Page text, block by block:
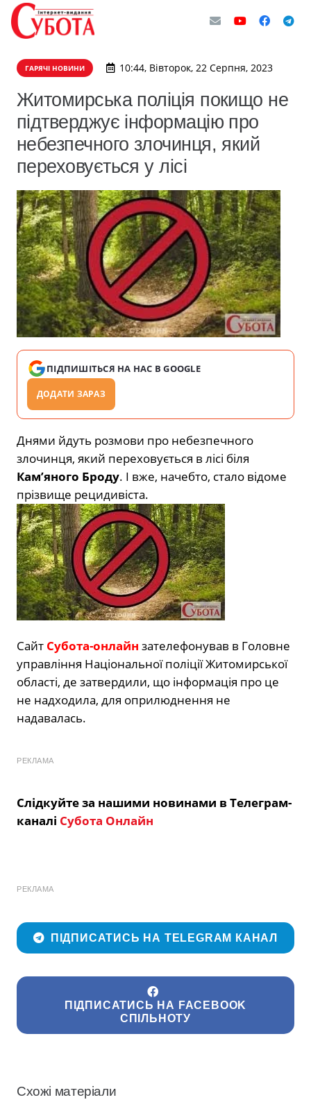
ГАРЯЧІ НОВИНИ 10:44, Вівторок, 22 Серпня, 2023
Житомирська поліція покищо не
підтверджує інформацію про
небезпечного злочинця, який
переховується у лісі
ПІДПИШІТЬСЯ НА НАС В GOOGLE
ДОДАТИ ЗАРАЗ
Днями йдуть розмови про небезпечного
злочинця, який переховується в лісі біля
Кам’яного Броду. І вже, начебто, стало відоме
прізвище рецидивіста.
Сайт Субота-онлайн зателефонував в Головне
управління Національної поліції Житомирської
області, де затвердили, що інформація про це
не надходила, для оприлюднення не
надавалась.
РЕКЛАМА
Слідкуйте за нашими новинами в Телеграм-
каналі Субота Онлайн
РЕКЛАМА
ПІДПИСАТИСЬ НА TELEGRAM КАНАЛ
ПІДПИСАТИСЬ НА FACEBOOK
СПІЛЬНОТУ
Схожі матеріали